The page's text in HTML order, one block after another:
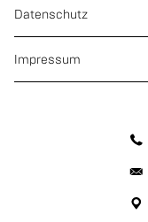
Datenschutz
Impressum